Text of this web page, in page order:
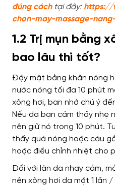
đúng cách tại đây: https://
chon-may-massage-
1.2 Trị mụn bằng
bao lâu thì tốt?
Đậy mặt bằng khăn nóng
nước nóng tối đa 10 phút
xông hơi, bạn nhớ chú ý
Nếu da bạn cảm thấy nhẹ
nên giữ nó trong 10 phút.
thấy quá nóng hoặc cáu
hoặc điều chỉnh nhiệt cho
Đối với làn da nhạy cảm,
nên xông hơi da mặt 1 lần